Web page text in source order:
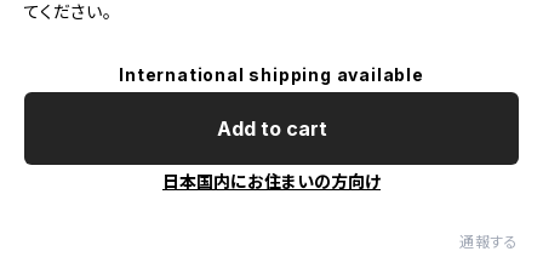
てください。
International shipping available
Add to cart
日本国内にお住まいの方向け
通報する